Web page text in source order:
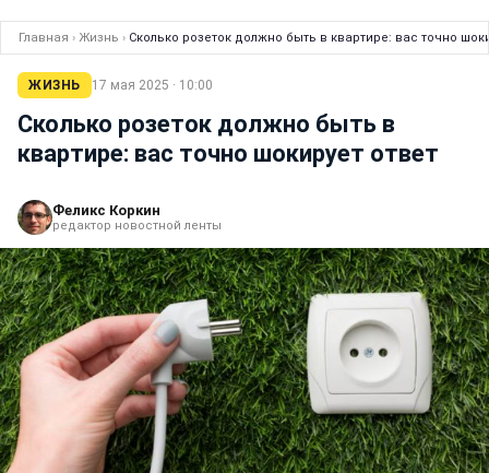
Главная › Жизнь › Сколько розеток должно быть в квартире: вас точно
ЖИЗНЬ 17 мая 2025 · 10:00
Сколько розеток должно быть в
квартире: вас точно шокирует ответ
Феликс Коркин
редактор новостной ленты